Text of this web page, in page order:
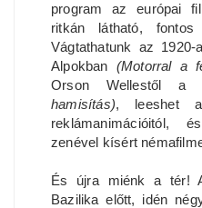
program az európai
ritkán látható,
Vágtathatunk az
Alpokban (Motorral a
Orson Wellestől a
hamisítás), leeshet
reklámanimációitól,
zenével kísért
És újra miénk a tér!
Bazilika előtt, idén